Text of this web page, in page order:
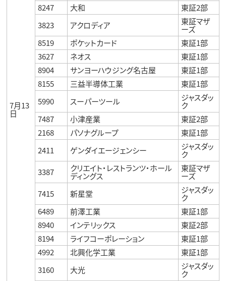
7月13
日
8247 大和
東証2部
3823
アクロディア 東証マザ
ーズ
8519
ポケットカード
東証1部
3627
ネオス
東証1部
8904
サンヨーハウジング名古屋
東証1部
8155
三益半導体工業
東証1部
5990
スーパーツール ジャスダッ
ク
7487
小津産業
東証2部
2168
パソナグループ
東証1部
2411
ゲンダイエージェンシー ジャスダッ
ク
3387
クリエイト・レストランツ・ホール
ディングス
東証マザ
ーズ
7415
新星堂 ジャスダッ
ク
6489
前澤工業
東証1部
8940
インテリックス
東証2部
8194
ライフコーポレーション
東証1部
4992
北興化学工業
東証1部
3160
大光 ジャスダッ
ク